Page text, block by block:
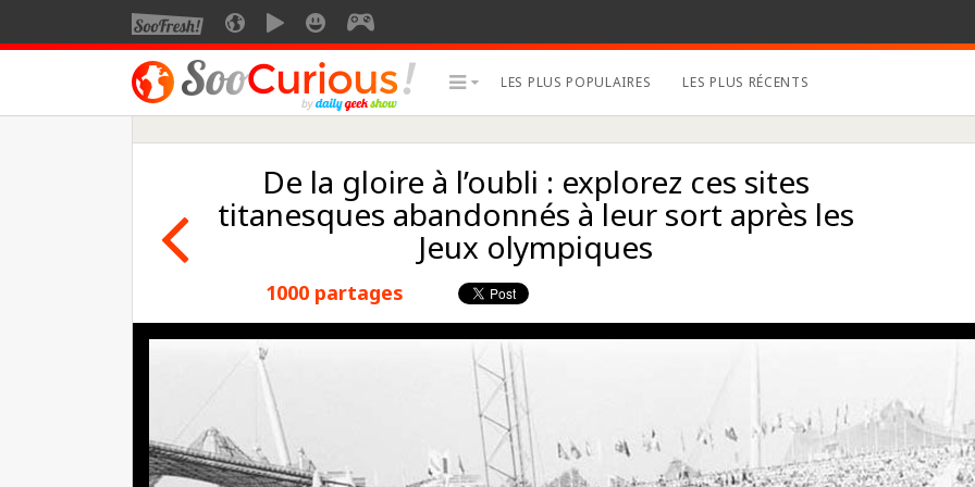
LES PLUS POPULAIRES LES PLUS RÉCENTS
De la gloire à l’oubli : explorez ces sites
titanesques abandonnés à leur sort après les
Jeux olympiques
1000 partages